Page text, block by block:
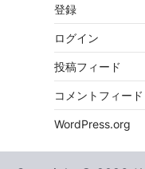
登録
ログイン
投稿フィード
コメントフィード
WordPress.org